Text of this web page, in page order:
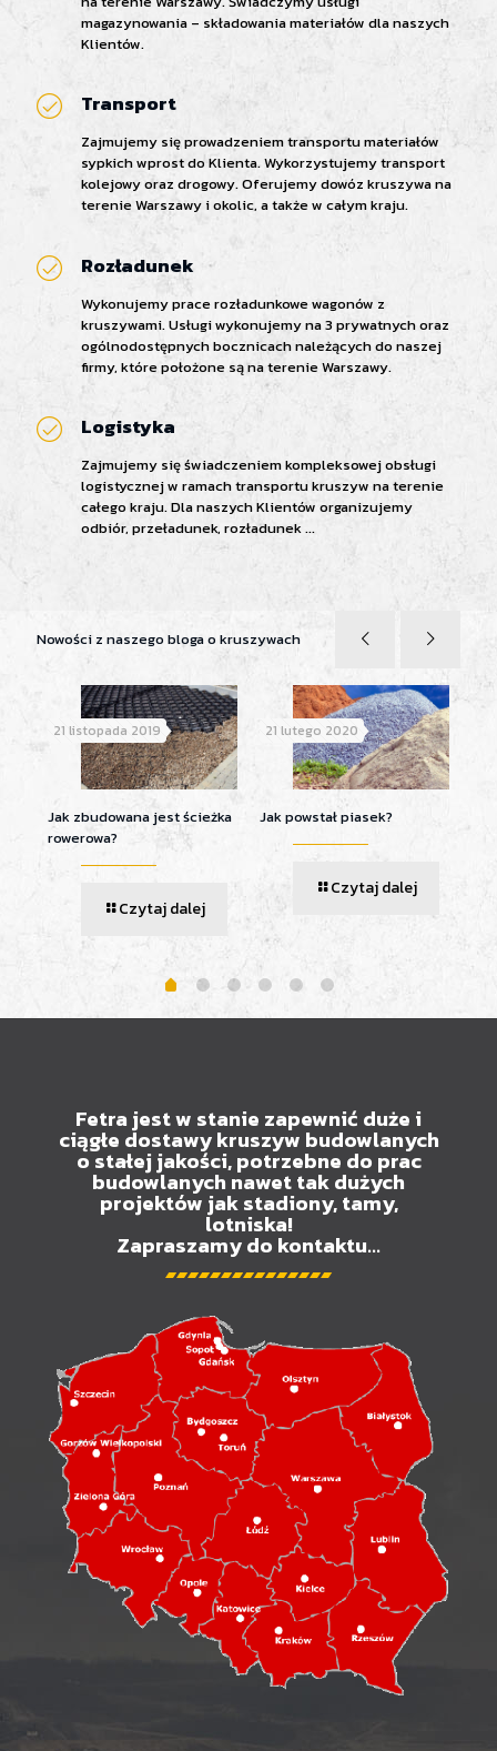
magazynowania – składowania materiałów dla naszych
Klientów.
Transport
Zajmujemy się prowadzeniem transportu materiałów
sypkich wprost do Klienta. Wykorzystujemy transport
kolejowy oraz drogowy. Oferujemy dowóz kruszywa na
terenie Warszawy i okolic, a także w całym kraju.
Rozładunek
Wykonujemy prace rozładunkowe wagonów z
kruszywami. Usługi wykonujemy na 3 prywatnych oraz
ogólnodostępnych bocznicach należących do naszej
firmy, które położone są na terenie Warszawy.
Logistyka
Zajmujemy się świadczeniem kompleksowej obsługi
logistycznej w ramach transportu kruszyw na terenie
całego kraju. Dla naszych Klientów organizujemy
odbiór, przeładunek, rozładunek ...
Nowości z naszego bloga o kruszywach
21 listopada 2019
Jak zbudowana jest ścieżka
rowerowa?
Czytaj dalej
21 lutego 2020
Jak powstał piasek?
Czytaj dalej
Fetra jest w stanie zapewnić duże i
ciągłe dostawy kruszyw budowlanych
o stałej jakości, potrzebne do prac
budowlanych nawet tak dużych
projektów jak stadiony, tamy,
lotniska!
Zapraszamy do kontaktu...